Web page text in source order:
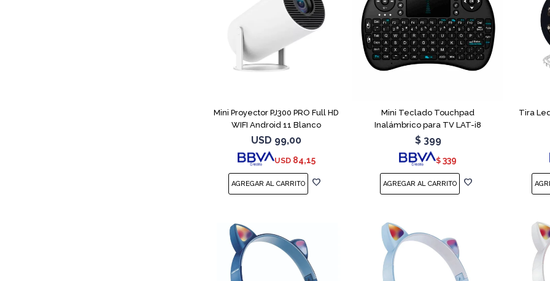
Mini Proyector PJ300 PRO Full HD
WIFI Android 11 Blanco
USD 99,00
USD 84,15
Mini Teclado Touchpad
Inalámbrico para TV LAT-i8
$ 399
$ 339
Tira